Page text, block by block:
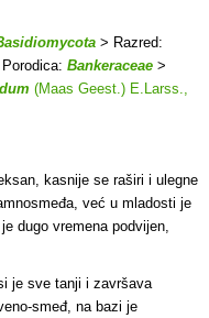
> Razred:
Bankeraceae >
(Maas Geest.) E.Larss.,
kasnije se raširi i ulegne
već u mladosti je
dugo vremena podvijen,
je sve tanji i završava
smeđ, na bazi je